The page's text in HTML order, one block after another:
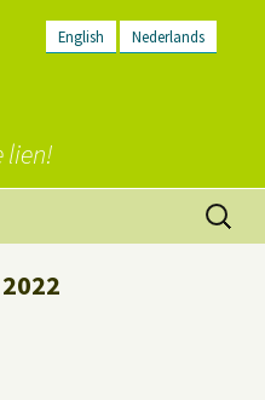
English Nederlands
lien!